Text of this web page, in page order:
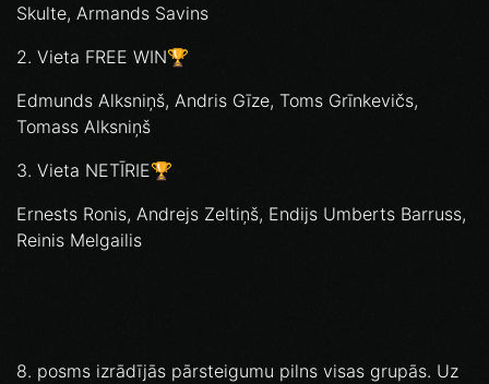
Skulte, Armands Savins
2. Vieta FREE WIN🏆
Edmunds Alksniņš, Andris Gīze, Toms Grīnkevičs,
Tomass Alksniņš
3. Vieta NETĪRIE🏆
Ernests Ronis, Andrejs Zeltiņš, Endijs Umberts Barruss,
Reinis Melgailis
8. posms izrādījās pārsteigumu pilns visas grupās. Uz